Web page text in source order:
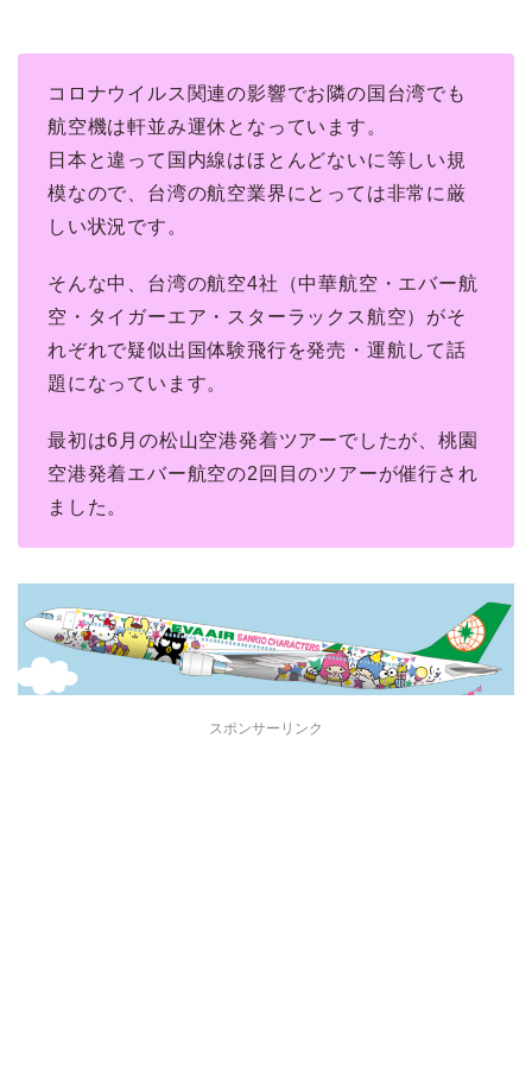
コロナウイルス関連の影響でお隣の国台湾でも
航空機は軒並み運休となっています。
日本と違って国内線はほとんどないに等しい規
模なので、台湾の航空業界にとっては非常に厳
しい状況です。
そんな中、台湾の航空4社（中華航空・エバー航
空・タイガーエア・スターラックス航空）がそ
れぞれで疑似出国体験飛行を発売・運航して話
題になっています。
最初は6月の松山空港発着ツアーでしたが、桃園
空港発着エバー航空の2回目のツアーが催行され
ました。
スポンサーリンク